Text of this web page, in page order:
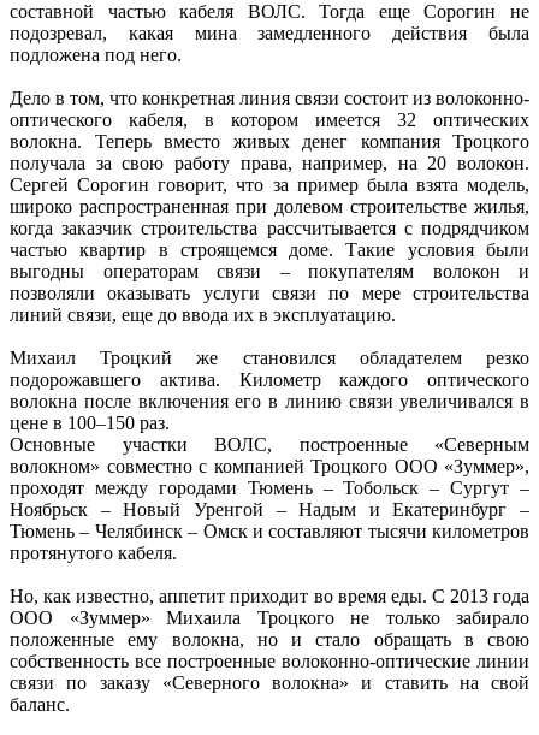
составной частью кабеля ВОЛС. Тогда еще Сорогин не
подозревал, какая мина замедленного действия была
подложена под него.
Дело в том, что конкретная линия связи состоит из волоконно-
оптического кабеля, в котором имеется 32 оптических
волокна. Теперь вместо живых денег компания Троцкого
получала за свою работу права, например, на 20 волокон.
Сергей Сорогин говорит, что за пример была взята модель,
широко распространенная при долевом строительстве жилья,
когда заказчик строительства рассчитывается с подрядчиком
частью квартир в строящемся доме. Такие условия были
выгодны операторам связи – покупателям волокон и
позволяли оказывать услуги связи по мере строительства
линий связи, еще до ввода их в эксплуатацию.
Михаил Троцкий же становился обладателем резко
подорожавшего актива. Километр каждого оптического
волокна после включения его в линию связи увеличивался в
цене в 100–150 раз.
Основные участки ВОЛС, построенные «Северным
волокном» совместно с компанией Троцкого ООО «Зуммер»,
проходят между городами Тюмень – Тобольск – Сургут –
Ноябрьск – Новый Уренгой – Надым и Екатеринбург –
Тюмень – Челябинск – Омск и составляют тысячи километров
протянутого кабеля.
Но, как известно, аппетит приходит во время еды. С 2013 года
ООО «Зуммер» Михаила Троцкого не только забирало
положенные ему волокна, но и стало обращать в свою
собственность все построенные волоконно-оптические линии
связи по заказу «Северного волокна» и ставить на свой
баланс.